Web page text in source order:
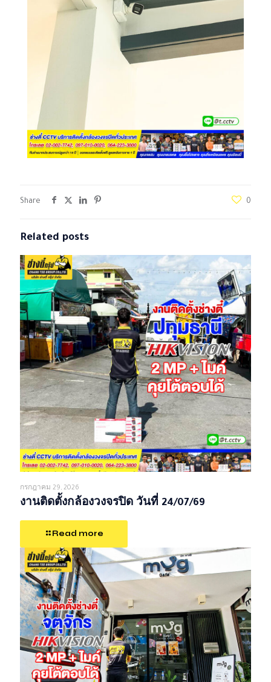
Share 0
Related posts
กรกฎาคม 29, 2026
งานติดตั้งกล้องวงจรปิด วันที่ 24/07/69
Read more